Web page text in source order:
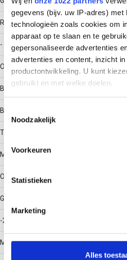
gegevens (bijv. uw IP-adres) met
technologieën zoals cookies om
apparaat op te slaan en te
gepersonaliseerde advertenties
advertenties en content, inzicht
productontwikkeling. U kunt
gebruikt en met welke doelen.
Informatie verzamelen over
Uw apparaat identificeren
op specifieke eigenschappen
verwerkt en stel uw voorkeuren in
personaliseren, om functies voor
en om ons websiteverkeer te
Toestemmingsselectie
Noodzakelijk
Voorkeuren
Statistieken
Marketing
Alles
RAL-nummer
-
Oppervlaktebescherming
Bandverzinkt (sendzimir verzinkt) en
Bouwvorm
T-stuk horizontaal
Materiaalkwaliteit
Overig
Gebruikstemperatuur
-20 - 120
Materiaal